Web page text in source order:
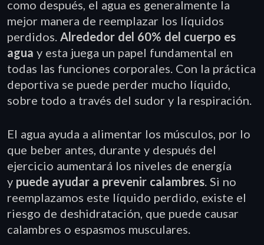
como después, el agua es generalmente la
mejor manera de reemplazar los líquidos
perdidos. Alrededor del 60% del cuerpo es
agua y esta juega un papel fundamental en
todas las funciones corporales. Con la práctica
deportiva se puede perder mucho líquido,
sobre todo a través del sudor y la respiración.
El agua ayuda a alimentar los músculos, por lo
que beber antes, durante y después del
ejercicio aumentará los niveles de energía
y puede ayudar a prevenir calambres. Si no
reemplazamos este líquido perdido, existe el
riesgo de deshidratación, que puede causar
calambres o espasmos musculares.